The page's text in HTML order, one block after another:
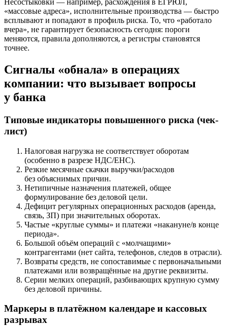
Несостыковки — например, расхождения в ЕГРЮЛ,
«массовые адреса», исполнительные производства — быстро
всплывают и попадают в профиль риска. То, что «работало
вчера», не гарантирует безопасность сегодня: пороги
меняются, правила дополняются, а регистры становятся
точнее.
Сигналы «обнала» в операциях
компании: что вызывает вопросы
у банка
Типовые индикаторы повышенного риска (чек-
лист)
Налоговая нагрузка не соответствует оборотам
(особенно в разрезе НДС/ЕНС).
Резкие месячные скачки выручки/расходов
без объяснимых причин.
Нетипичные назначения платежей, общее
формулирование без деловой цели.
Дефицит регулярных операционных расходов (аренда,
связь, ЗП) при значительных оборотах.
Частые «круглые суммы» и платежи «накануне/в конце
периода».
Большой объём операций с «молчащими»
контрагентами (нет сайта, телефонов, следов в отрасли).
Возвраты средств, не сопоставимые с первоначальными
платежами или возвращённые на другие реквизиты.
Серии мелких операций, разбивающих крупную сумму
без деловой причины.
Маркеры в платёжном календаре и кассовых
разрывах